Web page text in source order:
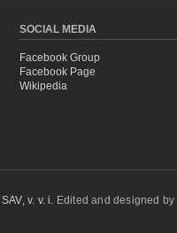
SOCIAL MEDIA
Facebook Group
Facebook Page
Wikipedia
v. v. i. Edited and designed by